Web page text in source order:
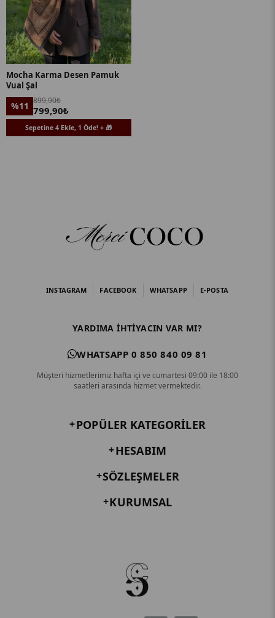
Mocha Karma Desen Pamuk
Vual Şal
%11 899,90₺
799,90₺
Sepetine 4 Ekle, 1 Öde! + 🎁
INSTAGRAM FACEBOOK WHATSAPP E-POSTA
YARDIMA IHTIYACIN VAR MI?
WHATSAPP 0 850 840 09 81
Müşteri hizmetlerimiz hafta içi ve cumartesi 09:00 ile 18:00
saatleri arasında hizmet vermektedir.
POPÜLER KATEGORILER
HESABIM
SÖZLEŞMELER
KURUMSAL